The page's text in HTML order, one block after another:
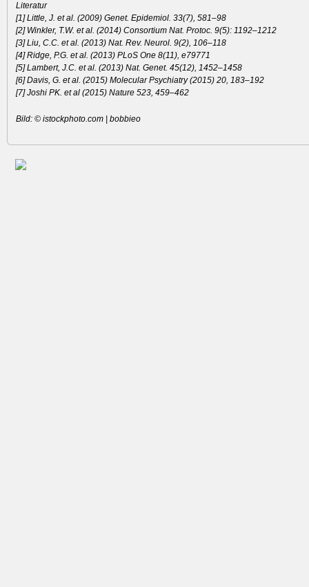
Literatur
[1] Little, J. et al. (2009) Genet. Epidemiol. 33(7), 581–98
[2] Winkler, T.W. et al. (2014) Consortium Nat. Protoc. 9(5): 1192–1212
[3] Liu, C.C. et al. (2013) Nat. Rev. Neurol. 9(2), 106–118
[4] Ridge, P.G. et al. (2013) PLoS One 8(11), e79771
[5] Lambert, J.C. et al. (2013) Nat. Genet. 45(12), 1452–1458
[6] Davis, G. et al. (2015) Molecular Psychiatry (2015) 20, 183–192
[7] Joshi PK. et al (2015) Nature 523, 459–462
Bild: © istockphoto.com | bobbieo